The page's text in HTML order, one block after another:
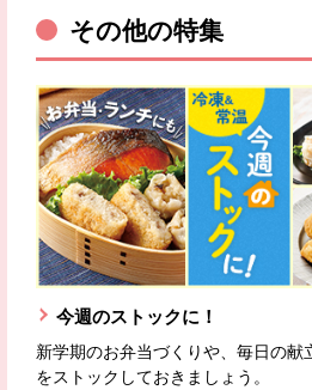
その他の特集
今週のストックに！
新学期のお弁当づくりや、毎日の献
をストックしておきましょう。